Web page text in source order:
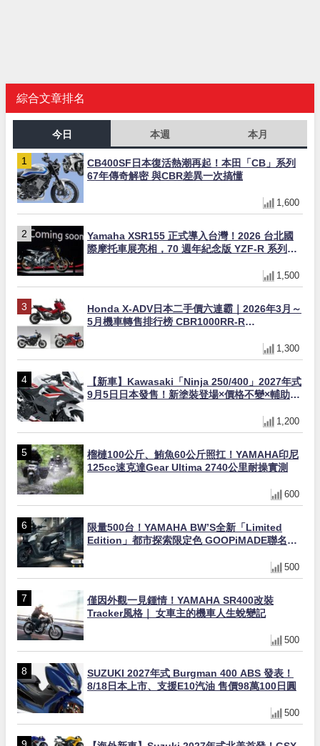
綜合文章排名
今日 本週 本月
CB400SF日本復活熱潮再起！本田「CB」系列
67年傳奇解密 與CBR差異一次搞懂
1,600
Yamaha XSR155 正式導入台灣！2026 台北國
際摩托車展亮相，70 週年紀念版 YZF-R 系列限
1,500
Honda X-ADV日本二手價六連霸｜2026年3月～
5月機車轉售排行榜 CBR1000RR-R
1,300
【新車】Kawasaki「Ninja 250/400」2027年式
9月5日日本發售！新塗裝登場×價格不變×輔助滑
1,200
榴槤100公斤、鮪魚60公斤照扛！YAMAHA印尼
125cc速克達Gear Ultima 2740公里耐操實測
600
限量500台！YAMAHA BW’S全新「Limited
Edition」都市探索限定色 GOOPiMADE聯名包
500
僅因外觀一見鍾情！YAMAHA SR400改裝
Tracker風格｜ 女車主的機車人生蛻變記
500
SUZUKI 2027年式 Burgman 400 ABS 發表！
8/18日本上市、支援E10汽油 售價98萬100日圓
500